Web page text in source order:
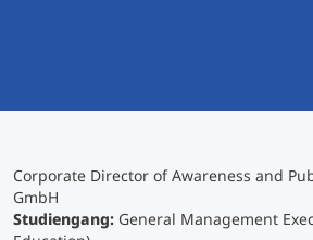
Study Finder
Masterclasses
Corporate Director of Awareness and
GmbH
Studiengang: General Management